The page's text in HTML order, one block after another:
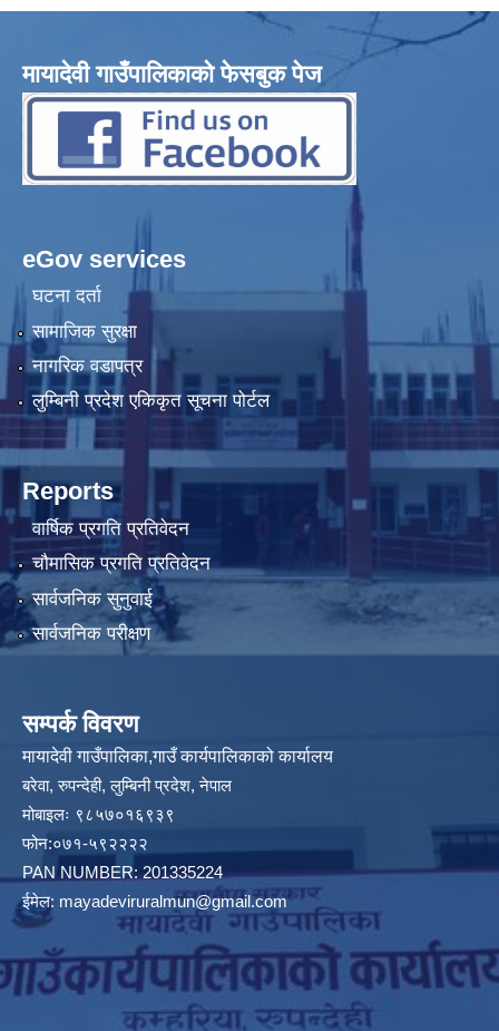
मायादेवी गाउँपालिकाको फेसबुक पेज
eGov services
घटना दर्ता
सामाजिक सुरक्षा
नागरिक वडापत्र
लुम्बिनी प्रदेश एकिकृत सूचना पोर्टल
Reports
वार्षिक प्रगति प्रतिवेदन
चौमासिक प्रगति प्रतिवेदन
सार्वजनिक सुनुवाई
सार्वजनिक परीक्षण
सम्पर्क विवरण
मायादेवी गाउँपालिका,गाउँ कार्यपालिकाको कार्यालय
बरेवा, रुपन्देही, लुम्बिनी प्रदेश, नेपाल
मोबाइलः ९८५७०१६९३९
फोन:०७१-५९२२२२
PAN NUMBER: 201335224
ईमेल: mayadeviruralmun@gmail.com